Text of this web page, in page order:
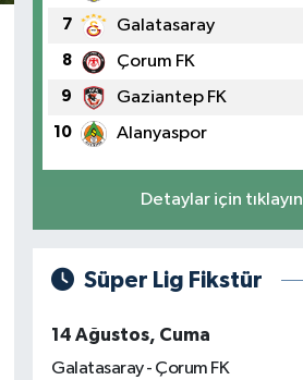
7 Galatasaray
8 Çorum FK
9 Gaziantep FK
10 Alanyaspor
Detaylar için tıklayın
Süper Lig Fikstür
14 Ağustos, Cuma
Galatasaray - Çorum FK